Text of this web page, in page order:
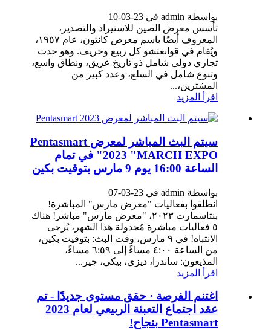
بواسطة admin في 23-03-10
تأسس معرض الصين للاستيراد والتصدير،
المعروف أيضًا باسم معرض كانتون، عام ١٩٥٧،
ويُقام في قوانغتشو كل ربيع وخريف. وهو حدث
تجاري دولي شامل ذو تاريخ عريق، ونطاق واسع،
وتنوع شامل في السلع، وعدد كبير من
المشترين،...
اقرأ المزيد
سيتم البث المباشر لمعرض Pentasmart
2023 "MARCH EXPO" في تمام
الساعة 16:00 يوم 9 مارس بتوقيت بكين
بواسطة admin في 23-03-07
انطلقوا بفعاليات "معرض مارس" المباشرة!
بنتاسمارت ٢٠٢٣، "معرض مارس" مباشر! هناك
٥ فعاليات مباشرة مُجدولة هذا الشهر، يُرجى
الانتباه! في ٩ مارس، وقت البث: بتوقيت بكين،
من الساعة ٤:٠٠ مساءً إلى ٦:٥٩ مساءً،
المذيعون: ساندرا، ديزي، بيكي، جير...
اقرأ المزيد
اغتنم الفرصة · حقق مستوى جديدًا - تم
عقد اجتماع التعبئة الربيعي لعام 2023
Pentasmart بنجاح!